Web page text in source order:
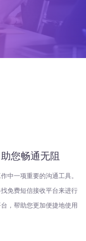
您畅通无阻
中一项重要的沟通工具。
免费短信接收平台来进行
，帮助您更加便捷地使用